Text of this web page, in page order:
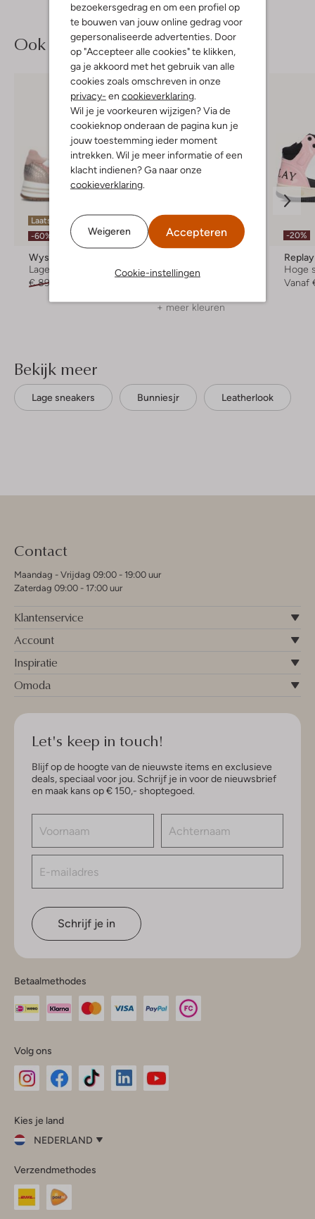
bezoekersgedrag en om een profiel op
te bouwen van jouw online gedrag voor
gepersonaliseerde advertenties. Door
op "Accepteer alle cookies" te klikken,
ga je akkoord met het gebruik van alle
cookies zoals omschreven in onze
privacy- en cookieverklaring
Wil je je voorkeuren wijzigen? Via de
cookieknop onderaan de pagina kun je
jouw toestemming ieder moment
intrekken. Wil je meer informatie of een
klacht indienen? Ga naar onze
cookieverklaring
Weigeren Accepteren
Cookie-instellingen
Ook iets voor jou?
Laatste maten
-60%
Wysh
Lage sneakers
€ 89,95
-40%
Lage sneakers
+ meer kleuren
-20%
Replay
Hoge
Vanaf
Bekijk meer
Lage sneakers Bunniesjr Leatherlook
Contact
Maandag - Vrijdag 09:00 - 19:00 uur
Zaterdag 09:00 - 17:00 uur
Klantenservice
Account
Inspiratie
Omoda
Let's keep in touch!
Blijf op de hoogte van de nieuwste items en exclusieve
deals, speciaal voor jou. Schrijf je in voor de nieuwsbrief
en maak kans op € 150,- shoptegoed.
Schrijf je in
Betaalmethodes
Volg ons
InstagramFacebook
Kies je land
NEDERLAND
je
land
Nederland
Verzendmethodes